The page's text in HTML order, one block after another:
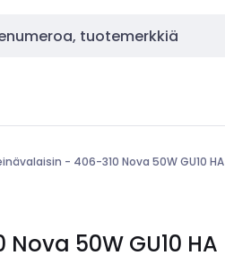
- 406-310 Nova 50W GU10 HA
50W GU10 HA